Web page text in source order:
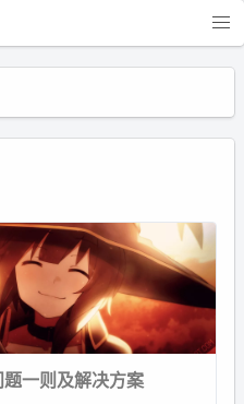
题一则及解决方案